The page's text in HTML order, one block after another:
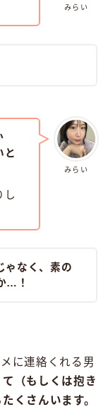
みらい
みらい
と
し
ゃなく、素の
…！
に連絡くれる男
（もしくは抱き
くさんいます。